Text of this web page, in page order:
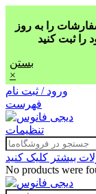
را به روز
بستن
×
ورود / ثبت نام
فهرست
تنظیمات
No products were